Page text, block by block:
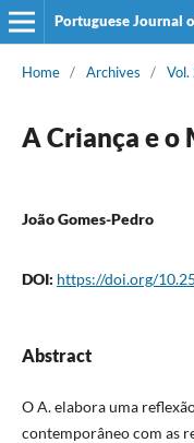
Portuguese Journal
Home / Archives /
A Criança e o
João Gomes-Pedro
DOI: https://doi.org/
Abstract
O A. elabora uma
contemporâneo com as